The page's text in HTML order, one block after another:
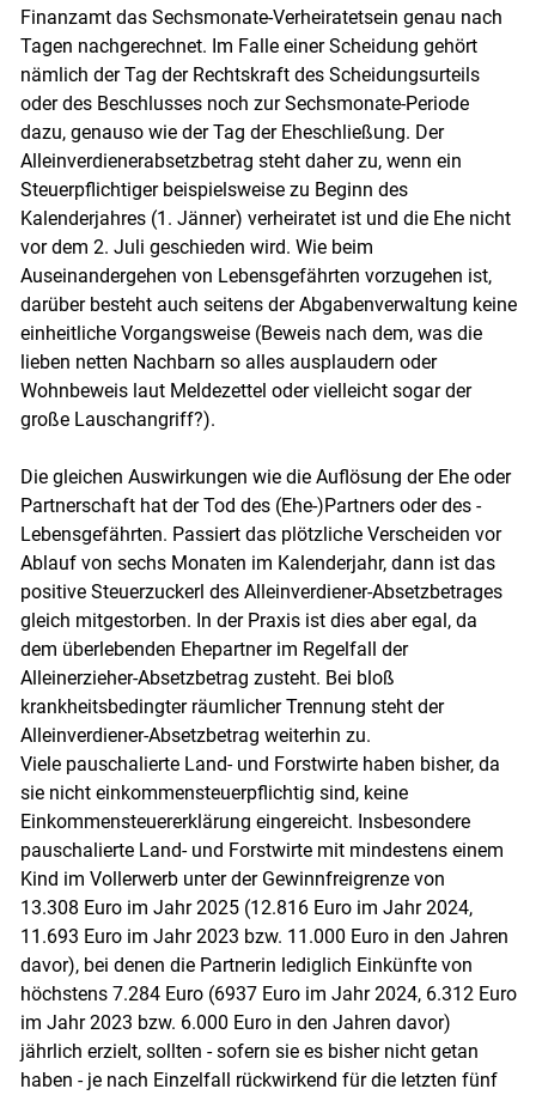
Finanzamt das Sechsmonate-Verheiratetsein genau nach
Tagen nachgerechnet. Im Falle einer Scheidung gehört
nämlich der Tag der Rechtskraft des Scheidungsurteils
oder des Beschlusses noch zur Sechsmonate-Periode
dazu, genauso wie der Tag der Eheschließung. Der
Alleinverdienerabsetzbetrag steht daher zu, wenn ein
Steuerpflichtiger beispielsweise zu Beginn des
Kalenderjahres (1. Jänner) verheiratet ist und die Ehe nicht
vor dem 2. Juli geschieden wird. Wie beim
Auseinandergehen von Lebensgefährten vorzugehen ist,
darüber besteht auch seitens der Abgabenverwaltung keine
einheitliche Vorgangsweise (Beweis nach dem, was die
lieben netten Nachbarn so alles ausplaudern oder
Wohnbeweis laut Meldezettel oder vielleicht sogar der
große Lauschangriff?).
Die gleichen Auswirkungen wie die Auflösung der Ehe oder
Partnerschaft hat der Tod des (Ehe-)Partners oder des ­
Lebensgefährten. Passiert das plötzliche Verscheiden vor
Ablauf von sechs Monaten im Kalenderjahr, dann ist das
positive Steuerzuckerl des Alleinverdiener-Absetzbetrages
gleich mitgestorben. In der Praxis ist dies aber egal, da
dem überlebenden Ehepartner im Regelfall der
Alleinerzieher-Absetzbetrag zusteht. Bei bloß
krankheitsbedingter räumlicher Trennung steht der
Alleinverdiener-Absetzbetrag weiterhin zu.
Viele pauschalierte Land- und Forstwirte haben bisher, da
sie nicht einkommensteuerpflichtig sind, keine
Einkommensteuererklärung eingereicht. Insbesondere
pauschalierte Land- und Forstwirte mit mindestens einem
Kind im Vollerwerb unter der Gewinnfreigrenze von
13.308 Euro im Jahr 2025 (12.816 Euro im Jahr 2024,
11.693 Euro im Jahr 2023 bzw. 11.000 Euro in den Jahren
davor), bei denen die Partnerin lediglich Einkünfte von
höchstens 7.284 Euro (6937 Euro im Jahr 2024, 6.312 Euro
im Jahr 2023 bzw. 6.000 Euro in den Jahren davor)
jährlich erzielt, sollten - sofern sie es bisher nicht getan
haben - je nach Einzelfall rückwirkend für die letzten fünf